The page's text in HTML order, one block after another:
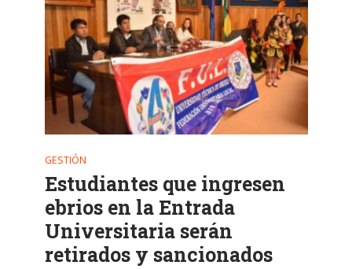
GESTIÓN
Estudiantes que ingresen
ebrios en la Entrada
Universitaria serán
retirados y sancionados